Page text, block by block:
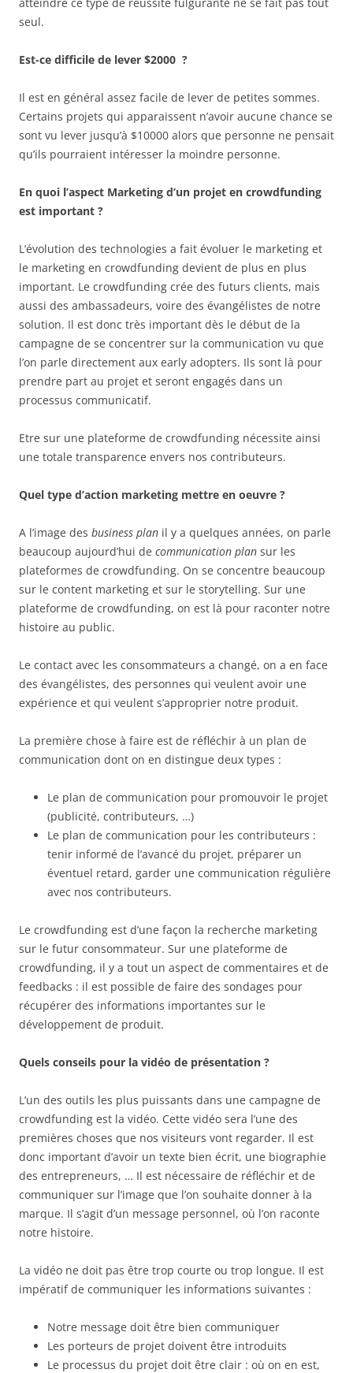
seul.
Est-ce difficile de lever $2000 ?
Il est en général assez facile de lever de petites sommes.
Certains projets qui apparaissent n’avoir aucune chance se
sont vu lever jusqu’à $10000 alors que personne ne pensait
qu’ils pourraient intéresser la moindre personne.
En quoi l’aspect Marketing d’un projet en crowdfunding
est important ?
L’évolution des technologies a fait évoluer le marketing et
le marketing en crowdfunding devient de plus en plus
important. Le crowdfunding crée des futurs clients, mais
aussi des ambassadeurs, voire des évangélistes de notre
solution. Il est donc très important dès le début de la
campagne de se concentrer sur la communication vu que
l’on parle directement aux early adopters. Ils sont là pour
prendre part au projet et seront engagés dans un
processus communicatif.
Etre sur une plateforme de crowdfunding nécessite ainsi
une totale transparence envers nos contributeurs.
Quel type d’action marketing mettre en oeuvre ?
A l’image des business plan il y a quelques années, on parle
beaucoup aujourd’hui de communication plan sur les
plateformes de crowdfunding. On se concentre beaucoup
sur le content marketing et sur le storytelling. Sur une
plateforme de crowdfunding, on est là pour raconter notre
histoire au public.
Le contact avec les consommateurs a changé, on a en face
des évangélistes, des personnes qui veulent avoir une
expérience et qui veulent s’approprier notre produit.
La première chose à faire est de réfléchir à un plan de
communication dont on en distingue deux types :
Le plan de communication pour promouvoir le projet
(publicité, contributeurs, …)
Le plan de communication pour les contributeurs :
tenir informé de l’avancé du projet, préparer un
éventuel retard, garder une communication régulière
avec nos contributeurs.
Le crowdfunding est d’une façon la recherche marketing
sur le futur consommateur. Sur une plateforme de
crowdfunding, il y a tout un aspect de commentaires et de
feedbacks : il est possible de faire des sondages pour
récupérer des informations importantes sur le
développement de produit.
Quels conseils pour la vidéo de présentation ?
L’un des outils les plus puissants dans une campagne de
crowdfunding est la vidéo. Cette vidéo sera l’une des
premières choses que nos visiteurs vont regarder. Il est
donc important d’avoir un texte bien écrit, une biographie
des entrepreneurs, … Il est nécessaire de réfléchir et de
communiquer sur l’image que l’on souhaite donner à la
marque. Il s’agit d’un message personnel, où l’on raconte
notre histoire.
La vidéo ne doit pas être trop courte ou trop longue. Il est
impératif de communiquer les informations suivantes :
Notre message doit être bien communiquer
Les porteurs de projet doivent être introduits
Le processus du projet doit être clair : où on en est,